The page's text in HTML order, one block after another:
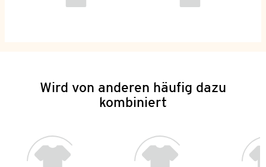
Wird von anderen häufig dazu
kombiniert